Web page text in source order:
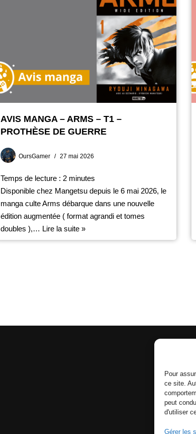
Pour
ce site.
peut
d'utiliser
Gérer les
AVIS MANGA – ARMS – T1 –
PROTHÈSE DE GUERRE
OursGamer 27 mai 2026
Temps de lecture : 2 minutes
Disponible chez Mangetsu depuis le 6 mai 2026, le
manga culte Arms débarque dans une nouvelle
édition augmentée ( format agrandi et tomes
doubles ),… Lire la suite »